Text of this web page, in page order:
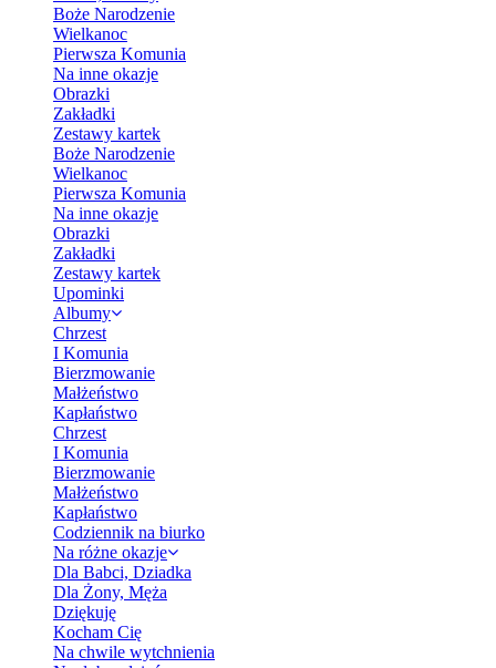
Boże Narodzenie
Wielkanoc
Pierwsza Komunia
Na inne okazje
Obrazki
Zakładki
Zestawy kartek
Boże Narodzenie
Wielkanoc
Pierwsza Komunia
Na inne okazje
Obrazki
Zakładki
Zestawy kartek
Upominki
Albumy
Chrzest
I Komunia
Bierzmowanie
Małżeństwo
Kapłaństwo
Chrzest
I Komunia
Bierzmowanie
Małżeństwo
Kapłaństwo
Codziennik na biurko
Na różne okazje
Dla Babci, Dziadka
Dla Żony, Męża
Dziękuję
Kocham Cię
Na chwile wytchnienia